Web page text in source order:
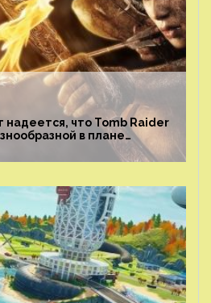
надеется, что Tomb Raider
в плане